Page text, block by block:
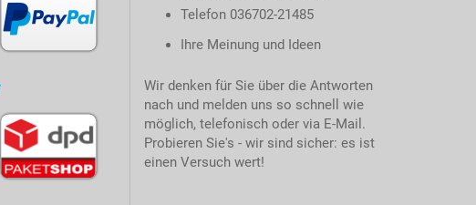
Telefon 036702-21485
Ihre Meinung und Ideen
Wir denken für Sie über die Antworten
nach und melden uns so schnell wie
möglich, telefonisch oder via E-Mail.
Probieren Sie's - wir sind sicher: es ist
einen Versuch wert!